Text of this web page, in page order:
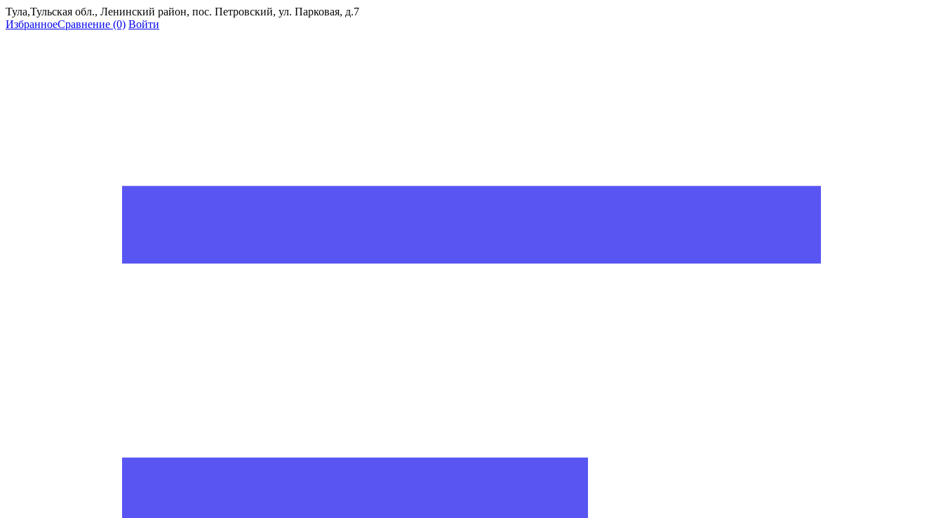
Тула,Тульская обл., Ленинский район, пос. Петровский, ул. Парковая, д.7
ИзбранноеСравнение (0) Войти